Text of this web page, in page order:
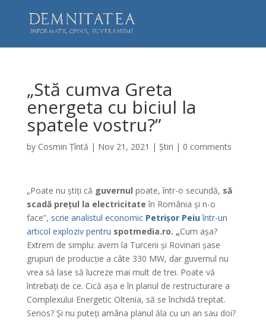
„Stă cumva Greta
energeta cu biciul la
spatele vostru?”
by Cosmin Țîntă | Nov 21, 2021 | Știri | 0 comments
„Poate nu știți că guvernul poate, într-o secundă, să
scadă prețul la electricitate în România și n-o
face”, scrie analistul economic Petrișor Peiuîntr-un
articol exploziv pentru spotmedia.ro. „Cum așa?
Extrem de simplu: avem la Turceni și Rovinari șase
grupuri de producție a câte 330 MW, dar guvernul nu
vrea să lase să lucreze mai mult de trei. Poate vă
întrebați de ce. Cică așa e în planul de restructurare a
Complexului Energetic Oltenia, să se închidă treptat.
Serios? Și nu puteți amâna planul ăla cu un an sau doi?